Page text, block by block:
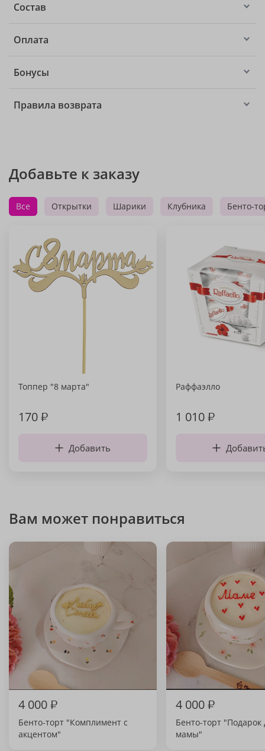
Состав
Оплата
Бонусы
Правила возврата
Добавьте к заказу
Все Открытки Шарики Клубника Бенто-
Топпер "8 марта"
170₽
Добавить
Раффаэлло
1 010₽
Вам может понравиться
4 000₽
Бенто-торт "Комплимент с
акцентом"
4 000₽
Бенто-торт "Подарок
мамы"